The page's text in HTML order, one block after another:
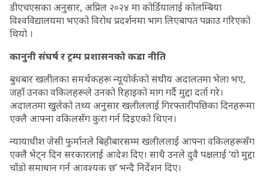
डीएचएसका अनुसार, अप्रिल २०२४ मा कोर्डियालाई कोलम्बिया
विश्वविद्यालयमा भएको विरोध प्रदर्शनमा भाग लिएबापत पक्राउ गरिएको
थियो ।
कानुनी संघर्ष र ट्रम्प प्रशासनको कडा नीति
बुधबार खलीलका समर्थकहरू न्यूयोर्कको संघीय अदालतमा भेला भए,
जहाँ उनका वकिलहरूले उनको रिहाइको माग गर्दै मुद्दा दर्ता गरे।
अदालतमा खुलेको तथ्य अनुसार खलीललाई गिरफ्तारीपछिका दिनहरूमा
एक्लै आफ्ना वकिलसँग कुरा गर्न दिइएको थिएन।
न्यायाधीश जेसी फुर्मानले बिहीबारसम्म खलीललाई आफ्ना वकिलहरूसँग
एक्लै भेट्न दिन सरकारलाई आदेश दिए। साथै उनले दुवै पक्षलाई ‘यो मुद्दा
चाँडो समाधान गर्न आवश्यक छ’ भन्दै निर्देशन दिए।